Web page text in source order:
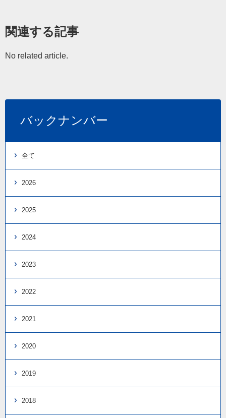
関連する記事
No related article.
バックナンバー
全て
2026
2025
2024
2023
2022
2021
2020
2019
2018